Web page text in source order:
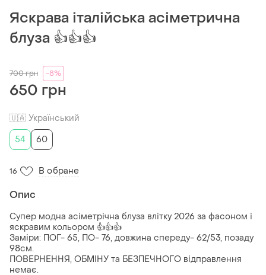
Яскрава італійська асіметрична
блуза 👍👍👍
700грн -8%
650 грн
🇺🇦 Український
54
60
16 В обране
Опис
Супер модна асіметрічна блуза влітку 2026 за фасоном і
яскравим кольором 👍👍👍
Заміри: ПОГ- 65, ПО- 76, довжина спереду- 62/53, позаду
98см.
ПОВЕРНЕННЯ, ОБМІНУ та БЕЗПЕЧНОГО відправлення
немає.